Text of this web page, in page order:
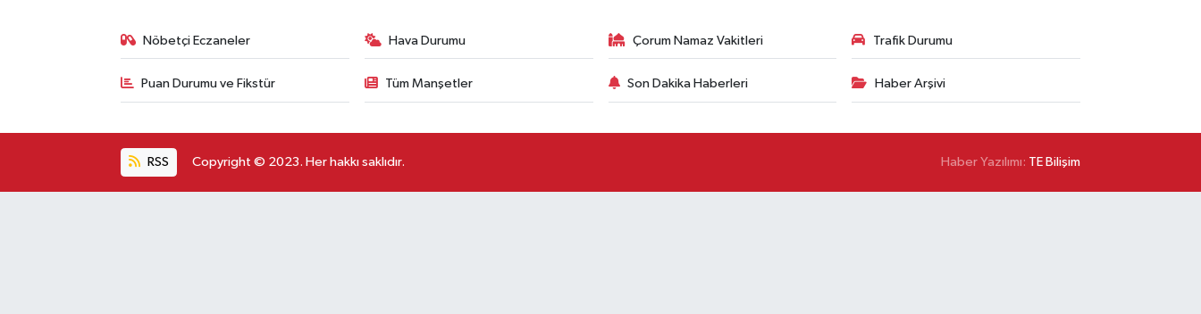
Nöbetçi Eczaneler Hava Durumu Çorum Namaz Vakitleri Trafik Durumu
Puan Durumu ve Fikstür Tüm Manşetler Son Dakika Haberleri Haber Arşivi
RSS Copyright © 2023. Her hakkı saklıdır. Haber Yazılımı: TE Bilişim